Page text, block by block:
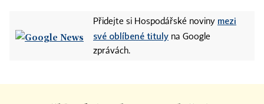
Přidejte si Hospodářské noviny mezi
své oblíbené tituly na Google
zprávách.